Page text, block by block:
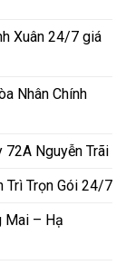
Xuân 24/7 giá
Nhân Chính
Nguyễn Trãi
Trì Trọn Gói 24/7
Mai – Hạ